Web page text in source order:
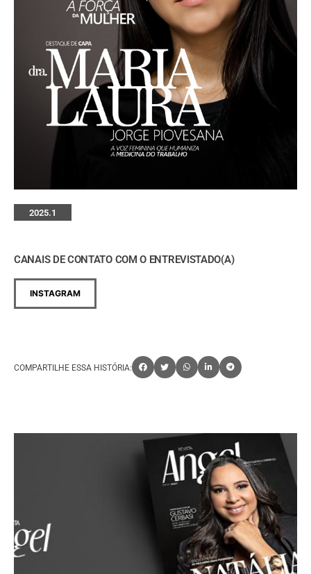
2025.1
CANAIS DE CONTATO COM O ENTREVISTADO(A)
INSTAGRAM
COMPARTILHE ESSA HISTÓRIA: